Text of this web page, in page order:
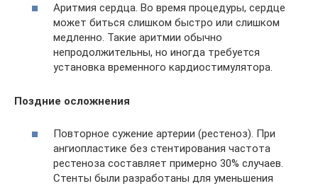
Аритмия сердца. Во время процедуры, сердце
может биться слишком быстро или слишком
медленно. Такие аритмии обычно
непродолжительны, но иногда требуется
установка временного кардиостимулятора.
Поздние осложнения
Повторное сужение артерии (рестеноз). При
ангиопластике без стентирования частота
рестеноза составляет примерно 30% случаев.
Стенты были разработаны для уменьшения